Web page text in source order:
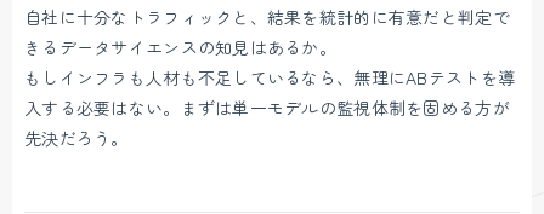
自社に十分なトラフィックと、結果を統計的に有意だと判定で
きるデータサイエンスの知見はあるか。
もしインフラも人材も不足しているなら、無理にABテストを導
入する必要はない。まずは単一モデルの監視体制を固める方が
先決だろう。